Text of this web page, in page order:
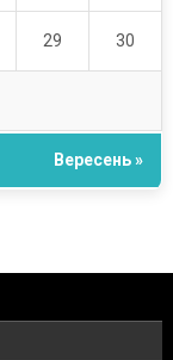
29 30
Вересень »